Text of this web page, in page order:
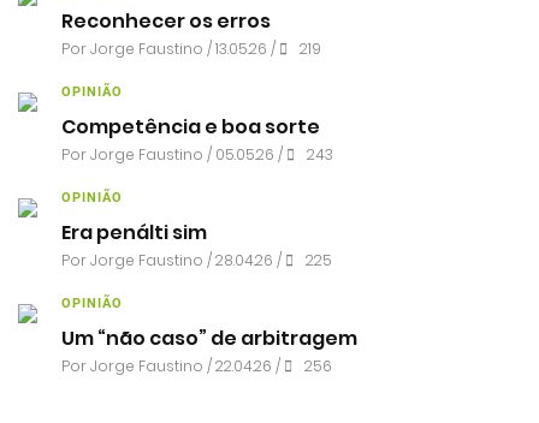
Reconhecer os erros
PorJorge Faustino / 13.05.26 / 219
OPINIÃO
Competência e boa sorte
PorJorge Faustino / 05.05.26 / 243
OPINIÃO
Era penálti sim
PorJorge Faustino / 28.04.26 / 225
OPINIÃO
Um “não caso” de arbitragem
PorJorge Faustino / 22.04.26 / 256